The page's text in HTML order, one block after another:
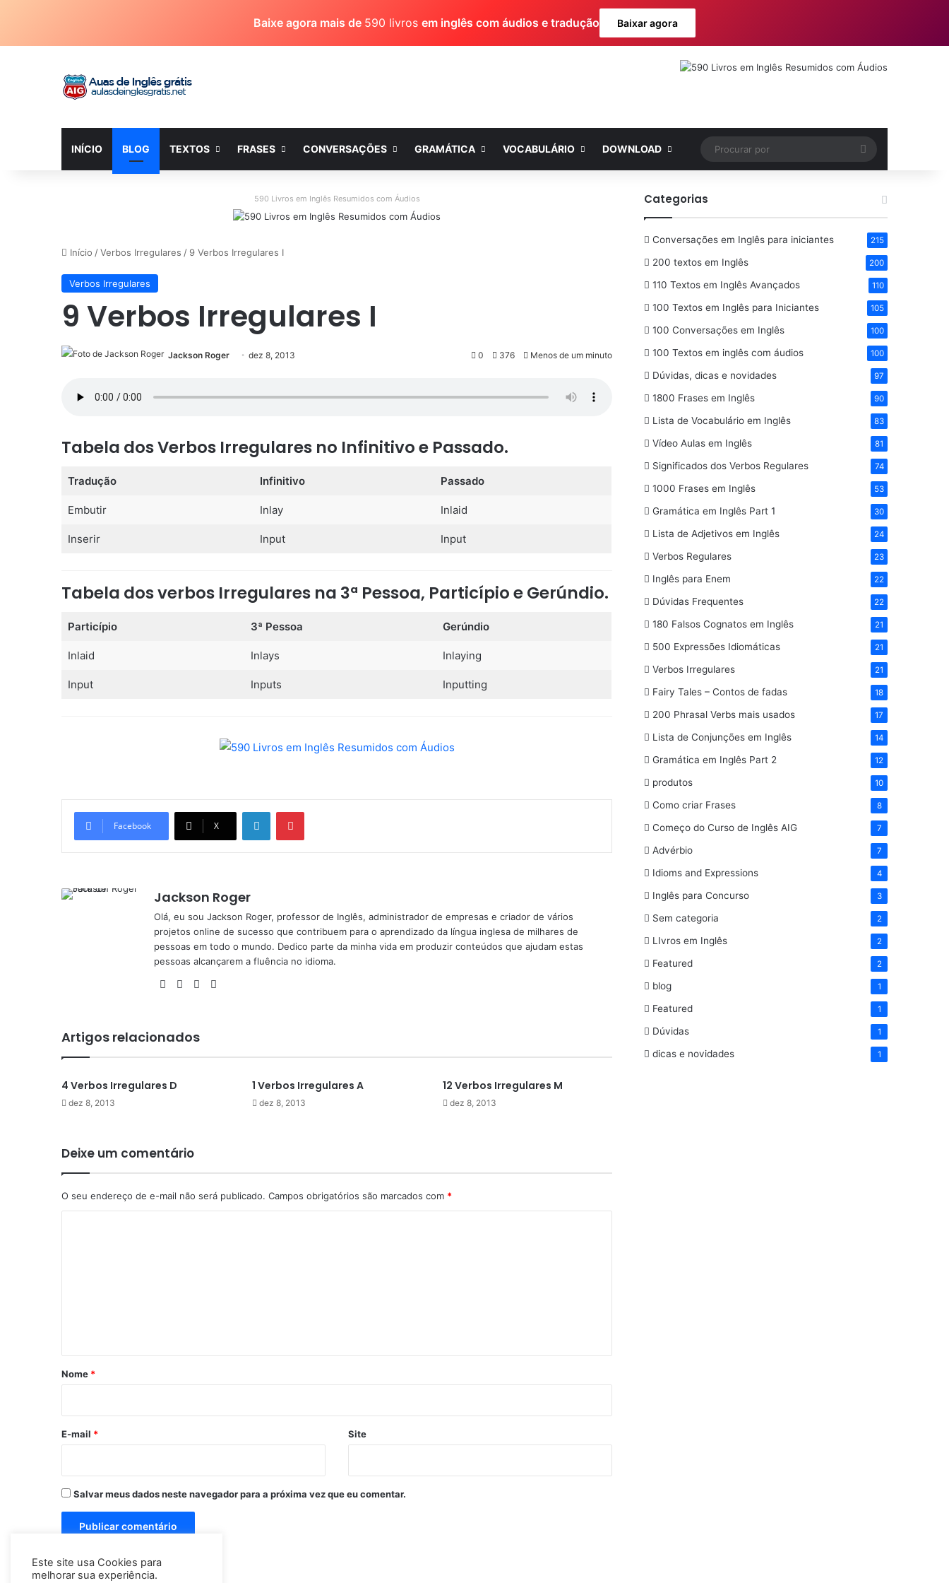
Baixe agora mais de 590 livros em inglês com áudios e tradução Baixar agora
INÍCIO BLOG TEXTOS FRASES CONVERSAÇÕES GRAMÁTICA VOCABULÁRIO DOWNLOAD
Procurar
por
590 Livros em Inglês Resumidos com Áudios
Início /Verbos Irregulares / 9 Verbos Irregulares I
Verbos Irregulares
9 Verbos Irregulares I
Jackson Roger dez 8, 2013 0 376 Menos de um minuto
Tabela dos Verbos Irregulares no Infinitivo e Passado.
Tradução Infinitivo Passado
Embutir Inlay Inlaid
Inserir Input Input
Tabela dos verbos Irregulares na 3ª Pessoa, Particípio e Gerúndio.
Particípio 3ª Pessoa Gerúndio
Inlaid Inlays Inlaying
Input Inputs Inputting
Facebook X
LinkedinPinterest
Jackson Roger
Olá, eu sou Jackson Roger, professor de Inglês, administrador de empresas e criador de vários
projetos online de sucesso que contribuem para o aprendizado da língua inglesa de milhares de
pessoas em todo o mundo. Dedico parte da minha vida em produzir conteúdos que ajudam estas
pessoas alcançarem a fluência no idioma.
Facebook
X YouTube
Artigos relacionados
4 Verbos Irregulares D
dez 8, 2013
1 Verbos Irregulares A
dez 8, 2013
12 Verbos Irregulares M
dez 8, 2013
Deixe um comentário
O seu endereço de e-mail não será publicado. Campos obrigatórios são marcados com *
r
*
Nome *
E-mail * Site
Salvar meus dados neste navegador para a próxima vez que eu comentar.
Categorias
Conversações em Inglês para iniciantes 215
200 textos em Inglês 200
110 Textos em Inglês Avançados 110
100 Textos em Inglês para Iniciantes 105
100 Conversações em Inglês 100
100 Textos em inglês com áudios 100
Dúvidas, dicas e novidades 97
1800 Frases em Inglês 90
Lista de Vocabulário em Inglês 83
Vídeo Aulas em Inglês 81
Significados dos Verbos Regulares 74
1000 Frases em Inglês 53
Gramática em Inglês Part 1 30
Lista de Adjetivos em Inglês 24
Verbos Regulares 23
Inglês para Enem 22
Dúvidas Frequentes 22
180 Falsos Cognatos em Inglês 21
500 Expressões Idiomáticas 21
Verbos Irregulares 21
Fairy Tales – Contos de fadas 18
200 Phrasal Verbs mais usados 17
Lista de Conjunções em Inglês 14
Gramática em Inglês Part 2 12
produtos 10
Como criar Frases 8
Começo do Curso de Inglês AIG 7
Advérbio 7
Idioms and Expressions 4
Inglês para Concurso 3
Sem categoria 2
LIvros em Inglês 2
Featured 2
blog 1
Featured 1
Dúvidas 1
dicas e novidades 1
Este site usa Cookies para
melhorar sua experiência.